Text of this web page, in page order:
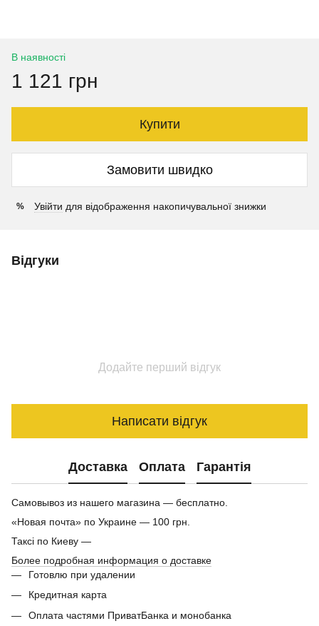
В наявності
1 121 грн
Купити
Замовити швидко
% Увійти для відображення накопичувальної знижки
Відгуки
Додайте перший відгук
Написати відгук
Доставка Оплата Гарантія
Самовывоз из нашего магазина — бесплатно.
«Новая почта» по Украине — 100 грн.
Таксі по Киеву —
Более подробная информация о доставке
Готовлю при удалении
Кредитная карта
Оплата частями ПриватБанка и монобанка